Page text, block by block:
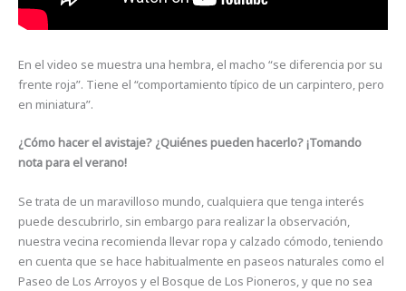
En el video se muestra una hembra, el macho “se diferencia por su
frente roja”. Tiene el “comportamiento típico de un carpintero, pero
en miniatura”.
¿Cómo hacer el avistaje? ¿Quiénes pueden hacerlo? ¡Tomando
nota para el verano!
Se trata de un maravilloso mundo, cualquiera que tenga interés
puede descubrirlo, sin embargo para realizar la observación,
nuestra vecina recomienda llevar ropa y calzado cómodo, teniendo
en cuenta que se hace habitualmente en paseos naturales como el
Paseo de Los Arroyos y el Bosque de Los Pioneros, y que no sea